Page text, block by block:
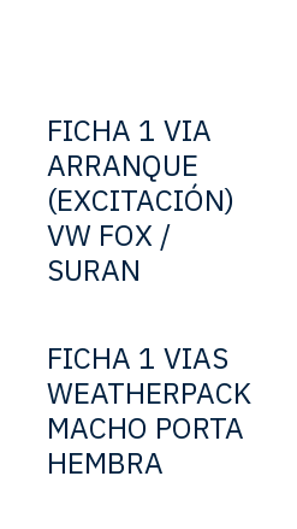
FICHA 1 VIA
ARRANQUE
(EXCITACIÓN)
VW FOX /
SURAN
FICHA 1 VIAS
WEATHERPACK
MACHO PORTA
HEMBRA